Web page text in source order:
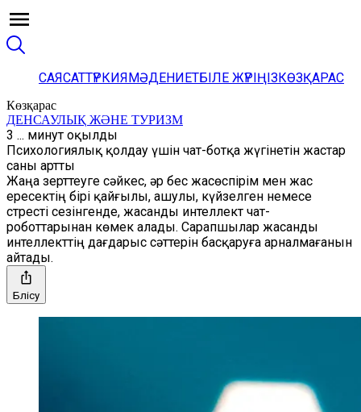
САЯСАТТҮРКИЯМӘДЕНИЕТБІЛЕ ЖҮРІҢІЗКӨЗҚАРАС
Көзқарас
ДЕНСАУЛЫҚ ЖӘНЕ ТУРИЗМ
3 ... минут оқылды
Психологиялық қолдау үшін чат-ботқа жүгінетін жастар
саны артты
Жаңа зерттеуге сәйкес, әр бес жасөспірім мен жас
ересектің бірі қайғылы, ашулы, күйзелген немесе
стресті сезінгенде, жасанды интеллект чат-
роботтарынан көмек алады. Сарапшылар жасанды
интеллекттің дағдарыс сәттерін басқаруға арналмағанын
айтады.
Бөлісу